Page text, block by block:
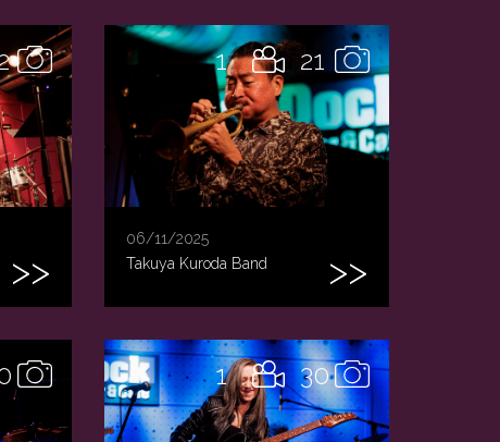
21
1
06/11/2025
Takuya Kuroda Band
30
1